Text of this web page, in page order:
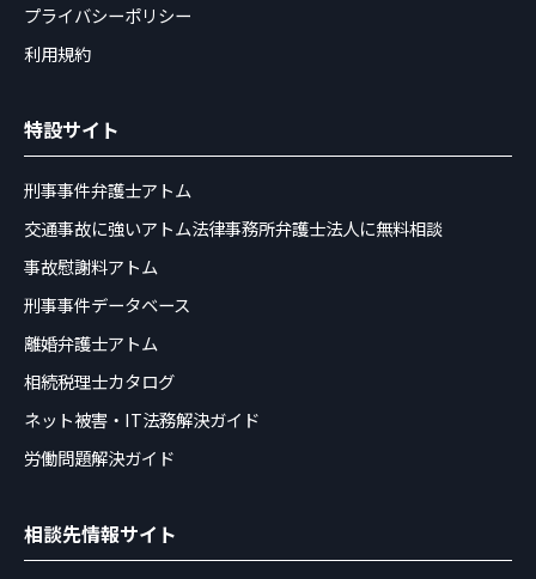
プライバシーポリシー
利用規約
特設サイト
刑事事件弁護士アトム
交通事故に強いアトム法律事務所弁護士法人に無料相談
事故慰謝料アトム
刑事事件データベース
離婚弁護士アトム
相続税理士カタログ
ネット被害・IT法務解決ガイド
労働問題解決ガイド
相談先情報サイト